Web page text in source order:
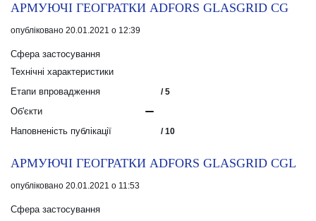
АРМУЮЧІ ГЕОГРАТКИ ADFORS GLASGRID CG
опубліковано 20.01.2021 о 12:39
Сфера застосування
Технічні характеристики
Етапи впровадження
/ 5
Об'єкти
Наповненість публікації
/ 10
АРМУЮЧІ ГЕОГРАТКИ ADFORS GLASGRID CGL
опубліковано 20.01.2021 о 11:53
Сфера застосування